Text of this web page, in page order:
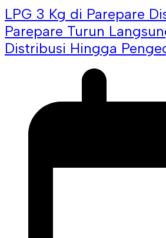
LPG 3 Kg di Parepare
Parepare Turun
Distribusi Hingga